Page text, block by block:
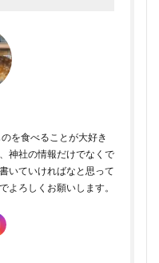
を食べることが大好き
神社の情報だけでなくで
いていければなと思って
よろしくお願いします。